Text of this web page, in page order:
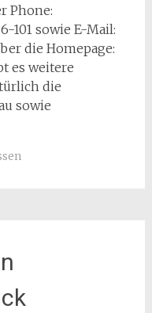
Phone:
101 sowie E-Mail:
die Homepage:
es weitere
die
sowie